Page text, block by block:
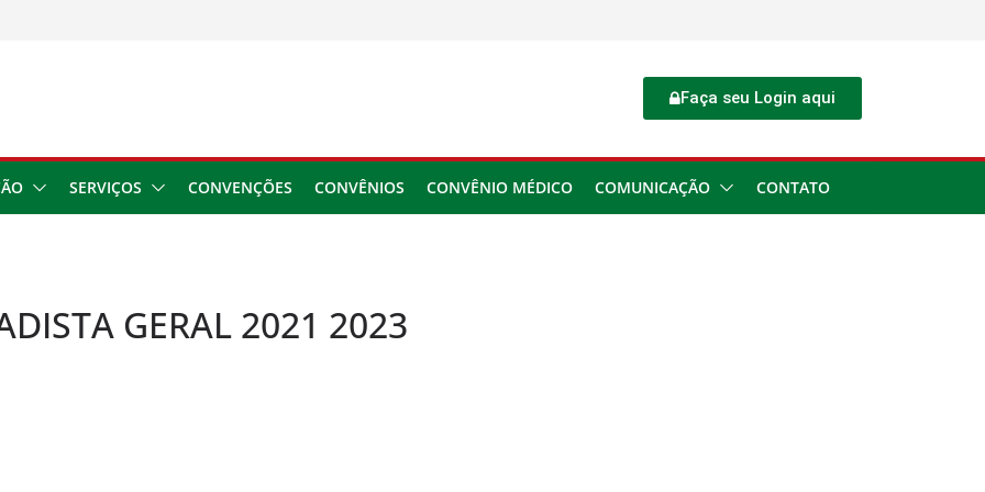
danos à saúde do
Faça seu Login aqui
SERVIÇOS CONVENÇÕES CONVÊNIOS CONVÊNIO MÉDICO COMUNICAÇÃO CONTATO
GERAL 2021 2023